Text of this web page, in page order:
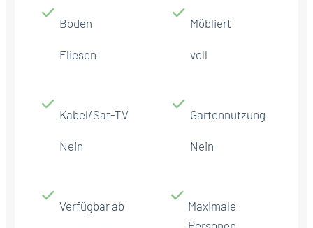
Boden
Fliesen
Möbliert
voll
Kabel/Sat-TV
Nein
Gartennutzung
Nein
Verfügbar ab
Maximale
Personen